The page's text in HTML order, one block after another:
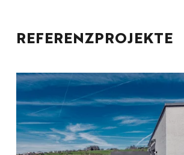
REFERENZPROJEKTE